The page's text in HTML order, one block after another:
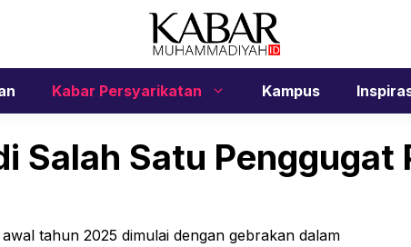
Kabar Persyarikatan Kampus
Salah Satu Penggugat
tahun 2025 dimulai dengan gebrakan dalam